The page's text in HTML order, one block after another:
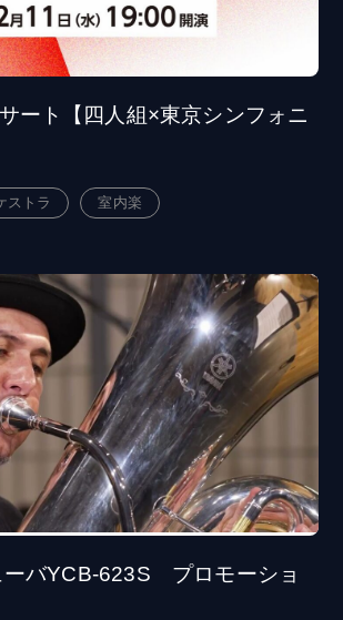
ート【四人組×東京シンフォニ
ストラ 室内楽
ーバYCB-623S プロモーショ